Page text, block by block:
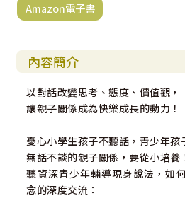
Amazon電子書
內容簡介
以對話改變思考、態度、價值觀，
讓親子關係成為快樂成長的動力！
憂心小學生孩子不聽話，青少年孩
無話不談的親子關係，要從小培養
聽資深青少年輔導現身說法，如
念的深度交流：